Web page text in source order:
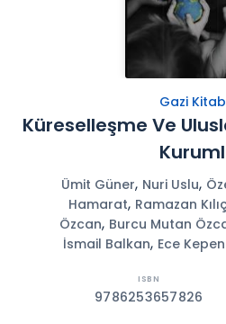
Gazi
Küreselleşme Ve
Ümit Güner, Nuri Uslu,
Hamarat, Ramazan Kılıç
Özcan, Burcu Mutan
İsmail Balkan, Ece
9786253657826